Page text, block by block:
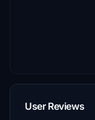
User Reviews